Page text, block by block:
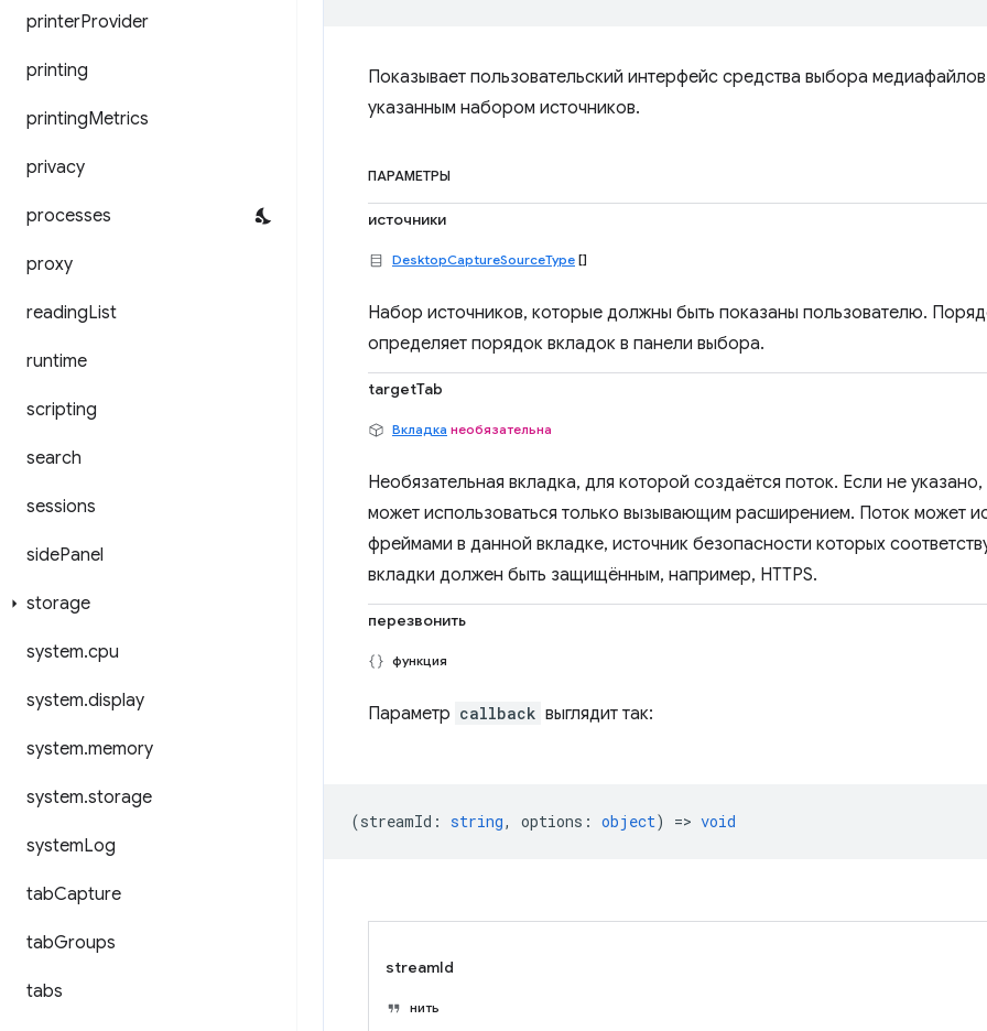
printerProvider
printing
printingMetrics
privacy
processes
proxy
readingList
runtime
scripting
search
sessions
sidePanel
storage
system.cpu
system.display
system.memory
system.storage
systemLog
tabCapture
tabGroups
tabs
Показывает пользовательский интерфейс средства выбора
указанным набором источников.
ПАРАМЕТРЫ
источники
DesktopCaptureSourceType []
Набор источников, которые должны быть показаны пользователю.
определяет порядок вкладок в панели выбора.
targetTab
Вкладка необязательна
Необязательная вкладка, для которой создаётся поток. Если не
может использоваться только вызывающим расширением. Поток может
фреймами в данной вкладке, источник безопасности которых
вкладки должен быть защищённым, например, HTTPS.
перезвонить
функция
Параметр callback выглядит так:
(streamId : string, options : object) => void
streamId
нить